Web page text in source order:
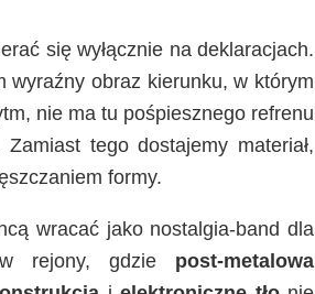
się wyłącznie na deklaracjach.
wyraźny obraz kierunku, w którym
nie ma tu pośpiesznego refrenu
tego dostajemy materiał,
formy.
wracać jako nostalgia-band dla
w rejony, gdzie post-metalowa